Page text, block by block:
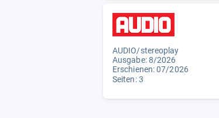
AUDIO/stereoplay
Ausgabe: 8/2026
Erschienen:07/2026
Seiten: 3